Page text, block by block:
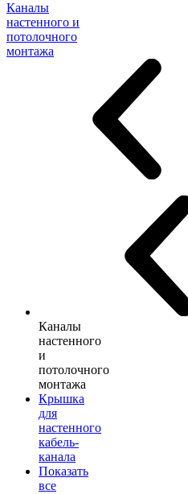
Каналы
настенного и
потолочного
монтажа
Каналы
настенного
и
потолочного
монтажа
Крышка
для
настенного
кабель-
канала
Показать
все